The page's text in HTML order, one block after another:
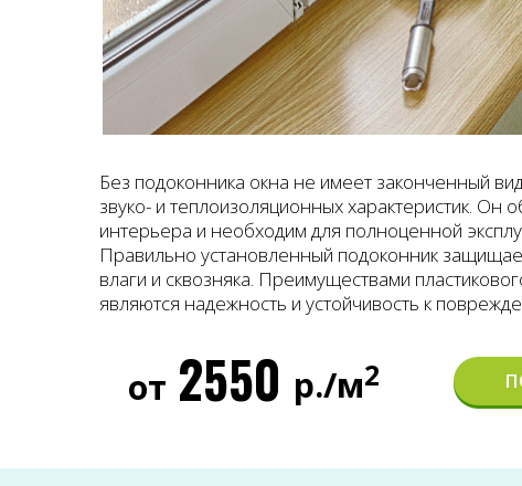
2550 р./м2
от
Без подоконника окна не имеет законченный
звуко- и теплоизоляционных характеристик. Он
интерьера и необходим для полноценной
Правильно установленный подоконник
влаги и сквозняка. Преимуществами
являются надежность и устойчивость к